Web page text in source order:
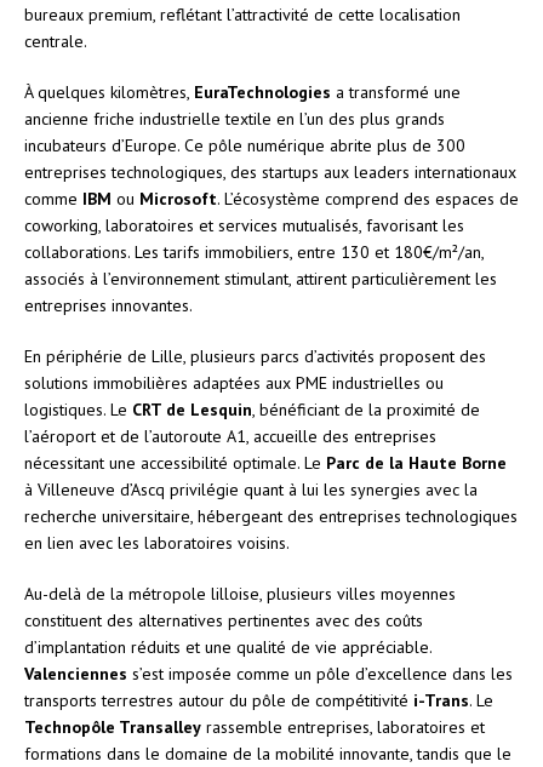
bureaux premium, reflétant l’attractivité de cette localisation
centrale.
À quelques kilomètres, EuraTechnologies a transformé une
ancienne friche industrielle textile en l’un des plus grands
incubateurs d’Europe. Ce pôle numérique abrite plus de 300
entreprises technologiques, des startups aux leaders internationaux
comme IBM ou Microsoft. L’écosystème comprend des espaces de
coworking, laboratoires et services mutualisés, favorisant les
collaborations. Les tarifs immobiliers, entre 130 et 180€/m²/an,
associés à l’environnement stimulant, attirent particulièrement les
entreprises innovantes.
En périphérie de Lille, plusieurs parcs d’activités proposent des
solutions immobilières adaptées aux PME industrielles ou
logistiques. Le CRT de Lesquin , bénéficiant de la proximité de
l’aéroport et de l’autoroute A1, accueille des entreprises
nécessitant une accessibilité optimale. Le Parc de la Haute Borne
à Villeneuve d’Ascq privilégie quant à lui les synergies avec la
recherche universitaire, hébergeant des entreprises technologiques
en lien avec les laboratoires voisins.
Au-delà de la métropole lilloise, plusieurs villes moyennes
constituent des alternatives pertinentes avec des coûts
d’implantation réduits et une qualité de vie appréciable.
Valenciennes s’est imposée comme un pôle d’excellence dans les
transports terrestres autour du pôle de compétitivité i-Trans. Le
Technopôle Transalley rassemble entreprises, laboratoires et
formations dans le domaine de la mobilité innovante, tandis que le